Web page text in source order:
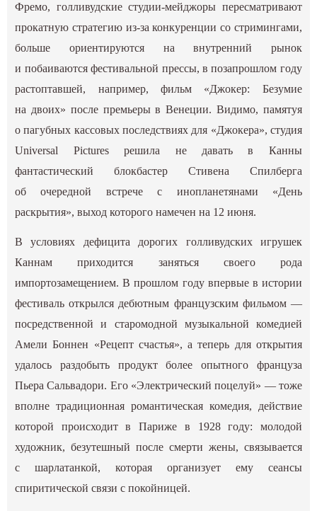
Фремо, голливудские студии-мейджоры пересматривают
прокатную стратегию из-за конкуренции со стримингами,
больше ориентируются на внутренний рынок
и побаиваются фестивальной прессы, в позапрошлом году
растоптавшей, например, фильм «Джокер: Безумие
на двоих» после премьеры в Венеции. Видимо, памятуя
о пагубных кассовых последствиях для «Джокера», студия
Universal Pictures решила не давать в Канны
фантастический блокбастер Стивена Спилберга
об очередной встрече с инопланетянами «День
раскрытия», выход которого намечен на 12 июня.
В условиях дефицита дорогих голливудских игрушек
Каннам приходится заняться своего рода
импортозамещением. В прошлом году впервые в истории
фестиваль открылся дебютным французским фильмом —
посредственной и старомодной музыкальной комедией
Амели Боннен «Рецепт счастья», а теперь для открытия
удалось раздобыть продукт более опытного француза
Пьера Сальвадори. Его «Электрический поцелуй» — тоже
вполне традиционная романтическая комедия, действие
которой происходит в Париже в 1928 году: молодой
художник, безутешный после смерти жены, связывается
с шарлатанкой, которая организует ему сеансы
спиритической связи с покойницей.